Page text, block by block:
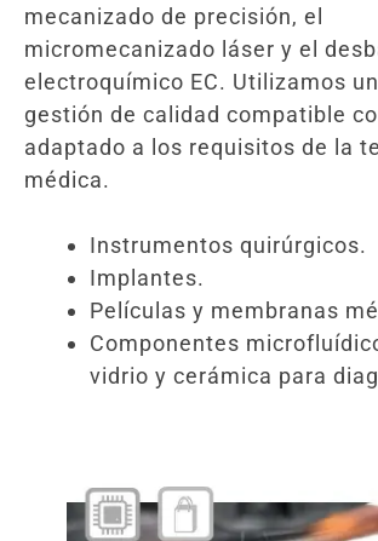
mecanizado de precisión, el
micromecanizado láser y el
electroquímico EC. Utilizamos
gestión de calidad compatible
adaptado a los requisitos de la
médica.
Instrumentos quirúrgicos.
Implantes.
Películas y membranas
Componentes
vidrio y cerámica para